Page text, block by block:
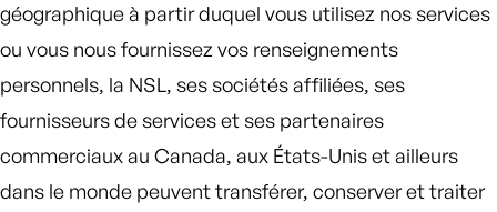
géographique à partir duquel vous utilisez nos services
ou vous nous fournissez vos renseignements
personnels, la NSL, ses sociétés affiliées, ses
fournisseurs de services et ses partenaires
commerciaux au Canada, aux États-Unis et ailleurs
dans le monde peuvent transférer, conserver et traiter